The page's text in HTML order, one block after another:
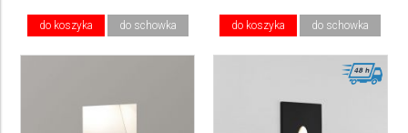
do koszyka do schowka do koszyka do schowka